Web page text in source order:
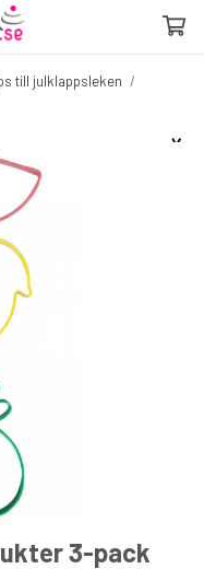
till julklappsleken /
missa
☓
3-pack